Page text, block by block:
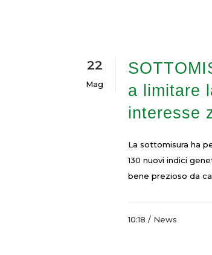
22
Mag
a limitare
interesse
La sottomisura ha
130 nuovi indici
bene prezioso da
10:18 / News